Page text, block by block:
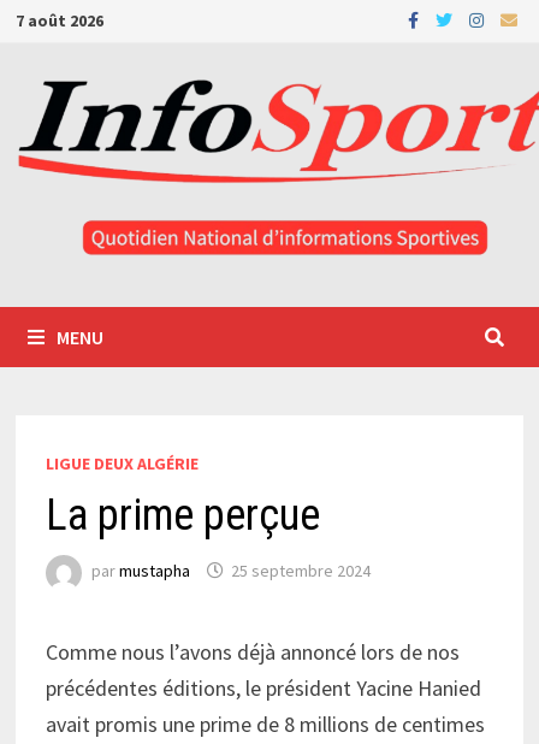
Passer
contenu
7 août 2026
MENU
LIGUE DEUX ALGÉRIE
La prime perçue
parmustapha 25 septembre 2024
Comme nous l’avons déjà annoncé lors de nos
précédentes éditions, le président Yacine Hanied
avait promis une prime de 8 millions de centimes